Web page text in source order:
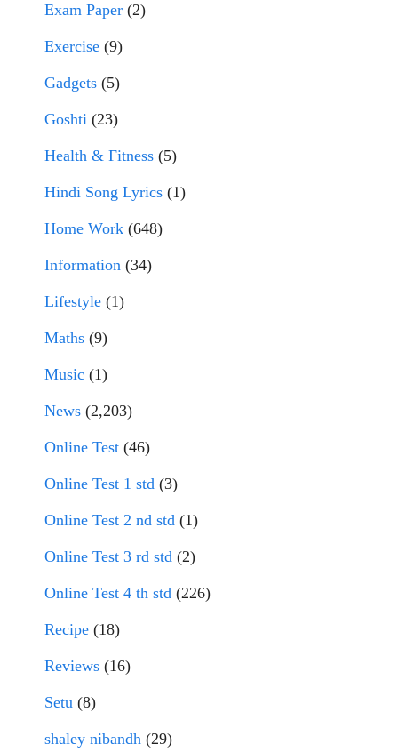
Exam Paper (2)
Exercise (9)
Gadgets (5)
Goshti (23)
Health & Fitness (5)
Hindi Song Lyrics (1)
Home Work (648)
Information (34)
Lifestyle (1)
Maths (9)
Music (1)
News (2,203)
Online Test (46)
Online Test 1 std (3)
Online Test 2 nd std (1)
Online Test 3 rd std (2)
Online Test 4 th std (226)
Recipe (18)
Reviews (16)
Setu (8)
shaley nibandh (29)